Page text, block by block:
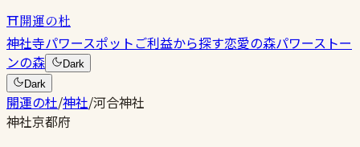
⛩開運の杜
神社寺パワースポットご利益から探す恋愛の森パワーストー
ンの森
Dark
Dark
開運の杜/神社/河合神社
神社京都府